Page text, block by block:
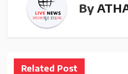
By
Related Post